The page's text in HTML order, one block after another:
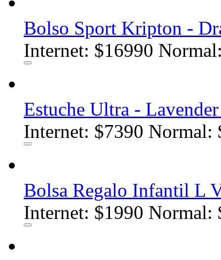
Bolso Sport Kripton -
Internet: $16990
Estuche Ultra -
Internet: $7390 Normal:
Bolsa Regalo Infantil L
Internet: $1990 Normal: